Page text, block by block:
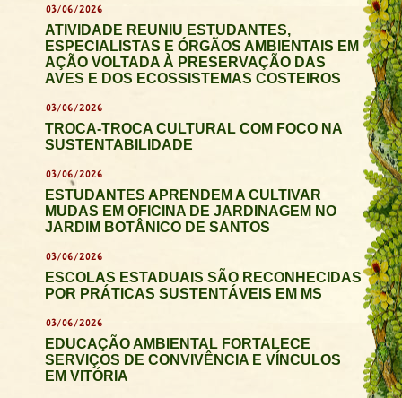
03/06/2026
ATIVIDADE REUNIU ESTUDANTES,
ESPECIALISTAS E ÓRGÃOS AMBIENTAIS EM
AÇÃO VOLTADA À PRESERVAÇÃO DAS
AVES E DOS ECOSSISTEMAS COSTEIROS
03/06/2026
TROCA-TROCA CULTURAL COM FOCO NA
SUSTENTABILIDADE
03/06/2026
ESTUDANTES APRENDEM A CULTIVAR
MUDAS EM OFICINA DE JARDINAGEM NO
JARDIM BOTÂNICO DE SANTOS
03/06/2026
ESCOLAS ESTADUAIS SÃO RECONHECIDAS
POR PRÁTICAS SUSTENTÁVEIS EM MS
03/06/2026
EDUCAÇÃO AMBIENTAL FORTALECE
SERVIÇOS DE CONVIVÊNCIA E VÍNCULOS
EM VITÓRIA